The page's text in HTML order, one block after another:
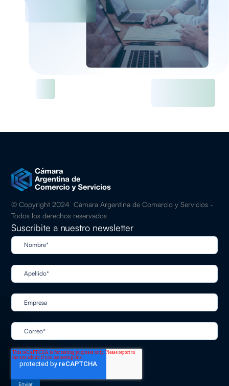
© Copyright 2024 Cámara Argentina de Comercio y Servicios -
Todos los derechos reservados
Suscribite a nuestro newsletter